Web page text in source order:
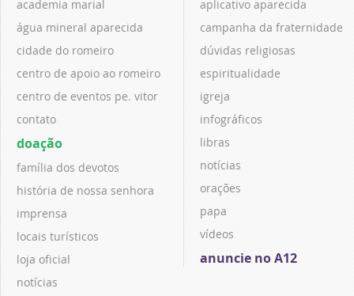
academia marial
água mineral aparecida
cidade do romeiro
centro de apoio ao romeiro
centro de eventos pe. vitor
contato
doação
família dos devotos
história de nossa senhora
imprensa
locais turísticos
loja oficial
notícias
aplicativo aparecida
campanha da fraternidade
dúvidas religiosas
espiritualidade
igreja
infográficos
libras
notícias
orações
papa
vídeos
anuncie no A12